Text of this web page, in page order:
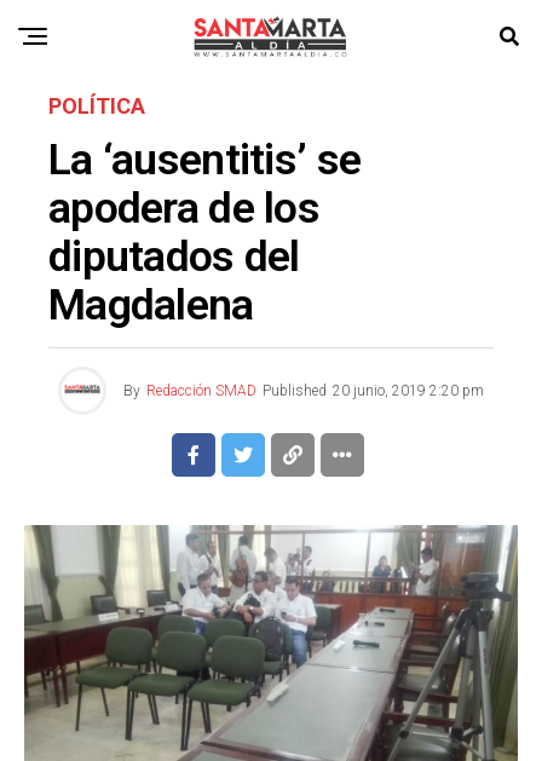
POLÍTICA
La ‘ausentitis’ se
apodera de los
diputados del
Magdalena
By Redacción SMAD Published 20 junio, 2019 2:20 pm